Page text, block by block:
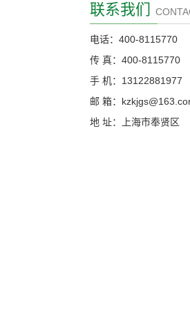
联系我们
电话：400-8115770
传 真：400-8115770
手 机：13122881977
邮 箱：
地 址：上海市奉贤区